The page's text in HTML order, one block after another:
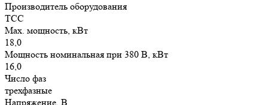
Производитель оборудования
ТСС
Max. мощность, кВт
18,0
Мощность номинальная при 380 В, кВт
16,0
Число фаз
трехфазные
Напряжение, В